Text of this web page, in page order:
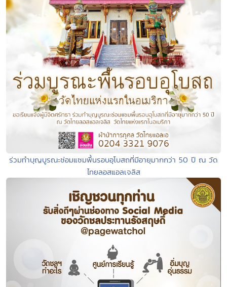
ร่วมทำบุญบูรณะซ่อมแซมพื้นรอบอุโบสถที่มีอายุมากกว่า 50 ปี ณ วัด
ไทยลอสแอลเจลิส